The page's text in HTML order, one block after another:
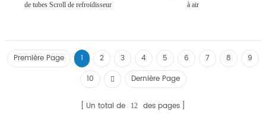
de tubes Scroll de refroidisseur
à air
Première Page 1 2 3 4 5 6 7 8
9
10
Dernière Page
Un total de 12 des pages